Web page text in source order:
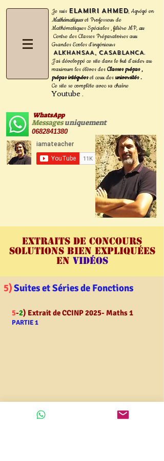
Je suis ELAMIRI Ahmed, Agrégé en
Mathématiqueset Professeur de
Mathématiques Spéciales , filière MP, au
Centre des Classes Préparatoires aux
Grandes Ecoles d'ingénieurs
ALKHANSAA, CASABLANCA.
J'ai développé ce site dans le but d'aider au
maximum lesélèves desClasses prépas ,
prépas intégréeset ceux desuniversités .
Ce site se complète avec sa chaîne
Youtube .
WhatsApp
Messagesuniquement
0682841380
extraits de Concours
solutions bien expliquées
en vidéos
5)Suites et Séries de Fonctions
5-2) Extrait de CCINP 2025- Maths 1
PARTIE 1